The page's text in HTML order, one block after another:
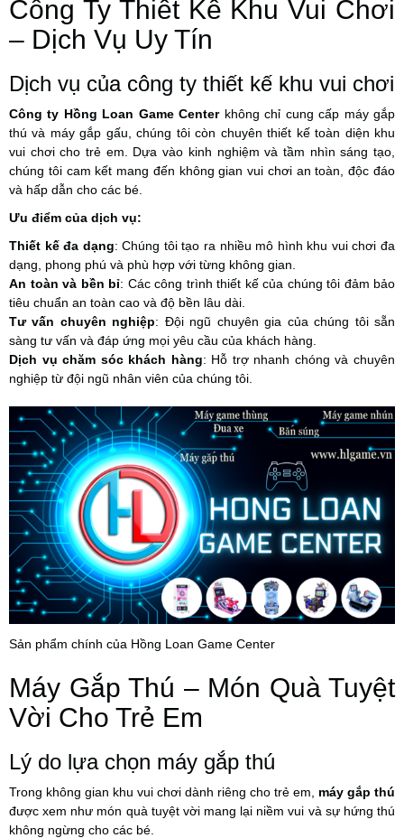
Công Ty Thiết Kế Khu Vui Chơi
– Dịch Vụ Uy Tín
Dịch vụ của công ty thiết kế khu vui chơi
Công ty Hồng Loan Game Centerkhông chỉ cung cấp máy gắp
thú và máy gắp gấu, chúng tôi còn chuyên thiết kế toàn diện khu
vui chơi cho trẻ em. Dựa vào kinh nghiệm và tầm nhìn sáng tạo,
chúng tôi cam kết mang đến không gian vui chơi an toàn, độc đáo
và hấp dẫn cho các bé.
Ưu điểm của dịch vụ:
Thiết kế đa dạng: Chúng tôi tạo ra nhiều mô hình khu vui chơi đa
dạng, phong phú và phù hợp với từng không gian.
An toàn và bền bỉ: Các công trình thiết kế của chúng tôi đảm bảo
tiêu chuẩn an toàn cao và độ bền lâu dài.
Tư vấn chuyên nghiệp: Đội ngũ chuyên gia của chúng tôi sẵn
sàng tư vấn và đáp ứng mọi yêu cầu của khách hàng.
Dịch vụ chăm sóc khách hàng: Hỗ trợ nhanh chóng và chuyên
nghiệp từ đội ngũ nhân viên của chúng tôi.
Sản phẩm chính của Hồng Loan Game Center
Máy Gắp Thú – Món Quà Tuyệt
Vời Cho Trẻ Em
Lý do lựa chọn máy gắp thú
Trong không gian khu vui chơi dành riêng cho trẻ em, máy gắp thú
được xem như món quà tuyệt vời mang lại niềm vui và sự hứng thú
không ngừng cho các bé.